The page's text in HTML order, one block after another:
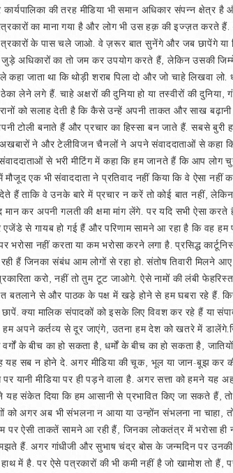
कार्यपालिका की तरह मीडिया भी समान अधिकार संपन्न क्षेत्र
का माना गया है और लोग भी उस हक़ की इज्ज़त करते
के पास चले जाओ. वे ज़रूर बात सुनेंगे और जब छापेंगे या
अधिकारों का तो जम कर उपयोग करते हैं, लेकिन उसकी
जाता था कि थोड़ी शराब पिला दो और जो चाहे लिखवा
लगे हैं. चाहे अक्षरों की दुनिया हो या तस्वीरों की दुनिया,
को सलाह देती है कि कैसे उन्हें अपनी ताकत और साख
टोली बनाते हैं और प्रचार का हिस्सा बन जाते हैं. सबसे बुरी
ने और टेलीविजन चैनलों ने अपने संवाददाताओं से कहा कि
से भरी मीटिंग में कहा कि हम जानते हैं कि आप
एक भी संवाददाता ने प्रतिवाद नहीं किया कि वे ऐसा
वे उनके बारे में प्रचार न करें तो कोई बात नहीं, लेकिन
कर अपनी गलती की क्षमा मांग लेंगे. पर यदि सभी ऐसा
से गायब हो गई हैं और परिणाम सामने आ रहा है कि वह हम
पर भरोसा नहीं करता या कम भरोसा करने लगा है. प्रसिद्ध
रही हैं जिनका संबंध आम लोगों से रहा हो. संतोष तिवारी मिलने
करो, नहीं तो तुम टूट जाओगे. ऐसे नामों की लंबी
से और पाठक के पक्ष में खड़े होने से हम घबरा रहे हैं.
क्या मालिक संपादकों को इसके लिए विवश कर रहे हैं या
हम अपने कर्तव्य से दूर जाएंगे, उतना हम देश को खतरे में
वर्गों के बीच का हो सकता है, धर्मों के बीच का हो सकता है,
यह सब न होने दे. अगर मीडिया की चूक, भूल या जान-बूझ कर
मीडिया पर ही पड़ने वाला है. अगर सत्ता को हमने यह
यह संकेत दिया कि हम आसानी से प्रभावित किए जा सकते हैं, तो
को अगर अब भी संभलना न आया या उन्होंन संभलना ना चाहा,
पर ऐसी ताकतें सामने आ रही हैं, जिनका लोकतंत्र में भरोसा
हैं. अगर गांधीजी और सुभाष चंद्र बोस के जन्मदिन पर उनकी
में है. पर ऐसे पत्रकारों की भी कमी नहीं है जो खामोश तो हैं,